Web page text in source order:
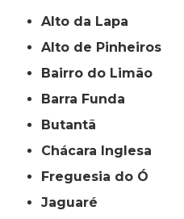
Alto da Lapa
Alto de Pinheiros
Bairro do Limão
Barra Funda
Butantã
Chácara Inglesa
Freguesia do Ó
Jaguaré